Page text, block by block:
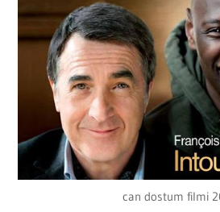
can dostum filmi